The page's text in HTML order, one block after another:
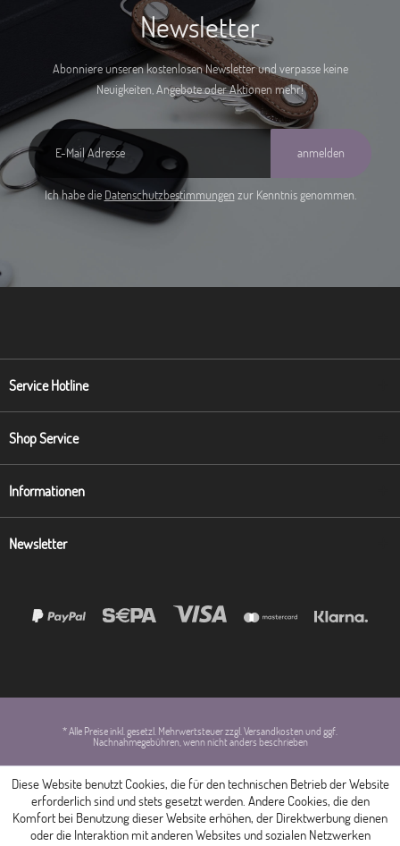
Newsletter
Abonniere unseren kostenlosen Newsletter und verpasse keine
Neuigkeiten, Angebote oder Aktionen mehr!
anmelden
Ich habe die Datenschutzbestimmungen zur Kenntnis genommen.
Service Hotline
Shop Service
Informationen
Newsletter
* Alle Preise inkl. gesetzl. Mehrwertsteuer zzgl. Versandkosten und ggf.
Nachnahmegebühren, wenn nicht anders beschrieben
Diese Website benutzt Cookies, die für den technischen Betrieb der Website
erforderlich sind und stets gesetzt werden. Andere Cookies, die den
Komfort bei Benutzung dieser Website erhöhen, der Direktwerbung dienen
oder die Interaktion mit anderen Websites und sozialen Netzwerken